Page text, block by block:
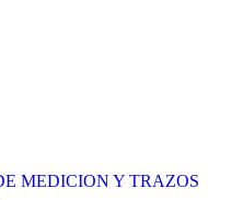
MEDICION Y TRAZOS